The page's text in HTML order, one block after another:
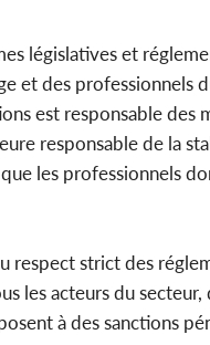
législatives et
et des professionnels
est responsable des
responsable de la
les professionnels
respect strict des
les acteurs du secteur,
à des sanctions